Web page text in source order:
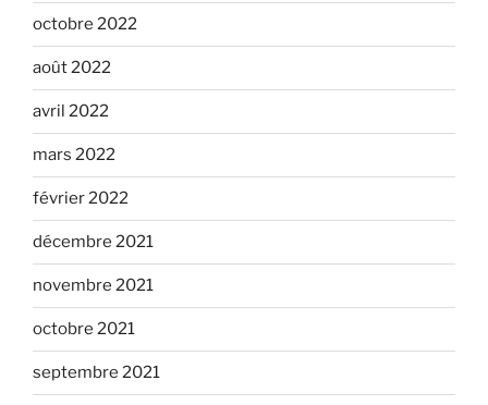
octobre 2022
août 2022
avril 2022
mars 2022
février 2022
décembre 2021
novembre 2021
octobre 2021
septembre 2021